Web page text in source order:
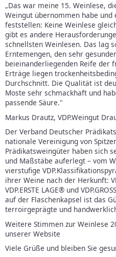
„Das war meine 15. Weinlese,
Weingut übernommen habe
feststellen: Keine Weinlese
gibt es andere
schnellsten Weinlesen. Das lag
Erntemengen, den sehr
beieinanderliegenden Reife der
Erträge liegen
Durchschnitt. Die Qualität ist
Moste sehr schmackhaft und
passende Säure."
Markus Drautz, VDP.Weingut
Der Verband Deutscher
nationale Vereinigung von
Prädikatsweingüter haben sich
und Maßstäbe auferlegt – vom
vierstufige
ihrer Weine nach der Herkunft:
VDP.ERSTE LAGE® und
auf der Flaschenkapsel ist das
terroirgeprägte und
Weitere Stimmen zur Weinlese
unserer Website
Viele Grüße und bleiben Sie